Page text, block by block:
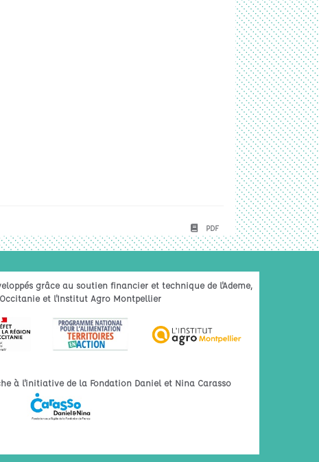
PDF
grâce au soutien financier et technique de l'Ademe,
Occitanie et l'Institut Agro Montpellier
à l'initiative de la Fondation Daniel et Nina Carasso